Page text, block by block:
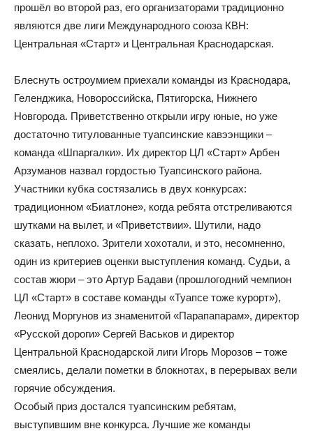
прошёл во второй раз, его организаторами традиционно
являются две лиги Международного союза КВН:
Центральная «Старт» и Центральная Краснодарская.
Блеснуть остроумием приехали команды из Краснодара,
Геленджика, Новороссийска, Пятигорска, Нижнего
Новгорода. Приветственно открыли игру юные, но уже
достаточно титулованные туапсинские кавээнщики –
команда «Шпаргалки». Их директор ЦЛ «Старт» Арбен
Арзуманов назвал гордостью Туапсинского района.
Участники кубка состязались в двух конкурсах:
традиционном «Биатлоне», когда ребята отстреливаются
шутками на вылет, и «Приветствии». Шутили, надо
сказать, неплохо. Зрители хохотали, и это, несомненно,
один из критериев оценки выступления команд. Судьи, а
состав жюри – это Артур Бадави (прошлогодний чемпион
ЦЛ «Старт» в составе команды «Туапсе тоже курорт»),
Леонид Моргунов из знаменитой «Парапапарам», директор
«Русской дороги» Сергей Васьков и директор
Центральной Краснодарской лиги Игорь Морозов – тоже
смеялись, делали пометки в блокнотах, в перерывах вели
горячие обсуждения.
Особый приз достался туапсинским ребятам,
выступившим вне конкурса. Лучшие же команды